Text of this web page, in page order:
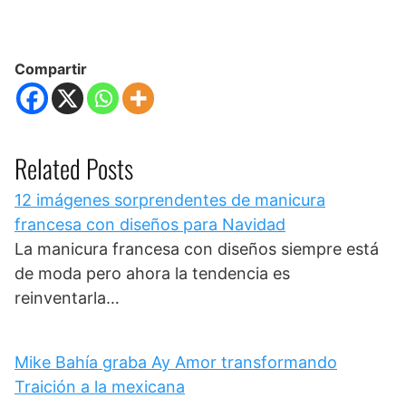
Compartir
Related Posts
12 imágenes sorprendentes de manicura
francesa con diseños para Navidad
La manicura francesa con diseños siempre está
de moda pero ahora la tendencia es
reinventarla…
Mike Bahía graba Ay Amor transformando
Traición a la mexicana